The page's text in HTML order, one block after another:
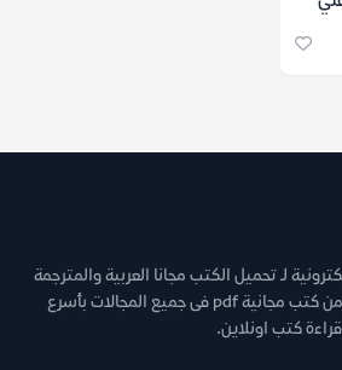
لـ تحميل الكتب مجانا العربية والمترجمة
والروايات والقصص وغيرها من كتب مجانية pdf فى جميع المجالات بأسرع
كتب اونلاين.